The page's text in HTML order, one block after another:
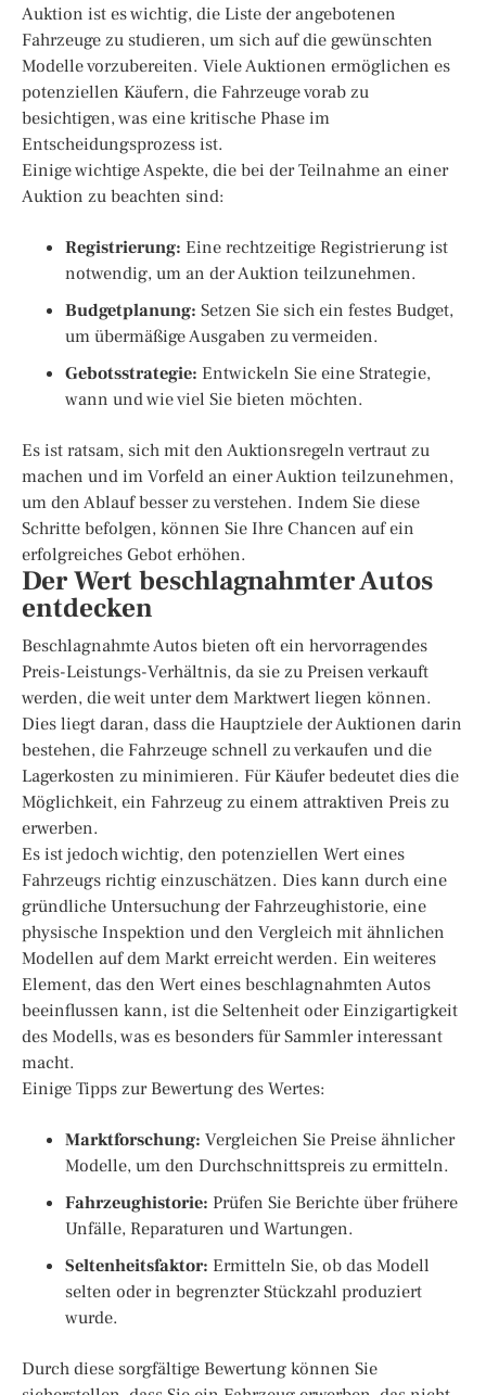
Auktion ist es wichtig, die Liste der angebotenen
Fahrzeuge zu studieren, um sich auf die gewünschten
Modelle vorzubereiten. Viele Auktionen ermöglichen es
potenziellen Käufern, die Fahrzeuge vorab zu
besichtigen, was eine kritische Phase im
Entscheidungsprozess ist.
Einige wichtige Aspekte, die bei der Teilnahme an einer
Auktion zu beachten sind:
Registrierung: Eine rechtzeitige Registrierung ist
notwendig, um an der Auktion teilzunehmen.
Budgetplanung: Setzen Sie sich ein festes Budget,
um übermäßige Ausgaben zu vermeiden.
Gebotsstrategie: Entwickeln Sie eine Strategie,
wann und wie viel Sie bieten möchten.
Es ist ratsam, sich mit den Auktionsregeln vertraut zu
machen und im Vorfeld an einer Auktion teilzunehmen,
um den Ablauf besser zu verstehen. Indem Sie diese
Schritte befolgen, können Sie Ihre Chancen auf ein
erfolgreiches Gebot erhöhen.
Der Wert beschlagnahmter Autos
entdecken
Beschlagnahmte Autos bieten oft ein hervorragendes
Preis-Leistungs-Verhältnis, da sie zu Preisen verkauft
werden, die weit unter dem Marktwert liegen können.
Dies liegt daran, dass die Hauptziele der Auktionen darin
bestehen, die Fahrzeuge schnell zu verkaufen und die
Lagerkosten zu minimieren. Für Käufer bedeutet dies die
Möglichkeit, ein Fahrzeug zu einem attraktiven Preis zu
erwerben.
Es ist jedoch wichtig, den potenziellen Wert eines
Fahrzeugs richtig einzuschätzen. Dies kann durch eine
gründliche Untersuchung der Fahrzeughistorie, eine
physische Inspektion und den Vergleich mit ähnlichen
Modellen auf dem Markt erreicht werden. Ein weiteres
Element, das den Wert eines beschlagnahmten Autos
beeinflussen kann, ist die Seltenheit oder Einzigartigkeit
des Modells, was es besonders für Sammler interessant
macht.
Einige Tipps zur Bewertung des Wertes:
Marktforschung: Vergleichen Sie Preise ähnlicher
Modelle, um den Durchschnittspreis zu ermitteln.
Fahrzeughistorie: Prüfen Sie Berichte über frühere
Unfälle, Reparaturen und Wartungen.
Seltenheitsfaktor: Ermitteln Sie, ob das Modell
selten oder in begrenzter Stückzahl produziert
wurde.
Durch diese sorgfältige Bewertung können Sie